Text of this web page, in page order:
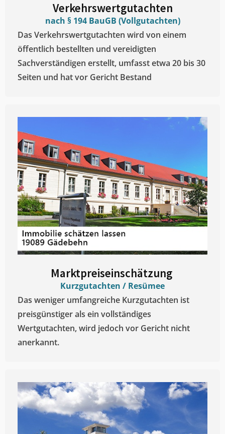
Verkehrswertgutachten
nach § 194 BauGB (Vollgutachten)
Das Verkehrswertgutachten wird von einem
öffentlich bestellten und vereidigten
Sachverständigen erstellt, umfasst etwa 20 bis 30
Seiten und hat vor Gericht Bestand
Marktpreiseinschätzung ​
Kurzgutachten / Resümee
Das weniger umfangreiche Kurzgutachten ist
preisgünstiger als ein vollständiges
Wertgutachten, wird jedoch vor Gericht nicht
anerkannt.